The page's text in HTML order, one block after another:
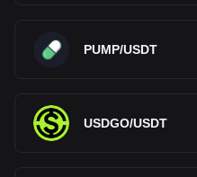
PUMP/USDT
USDGO/USDT